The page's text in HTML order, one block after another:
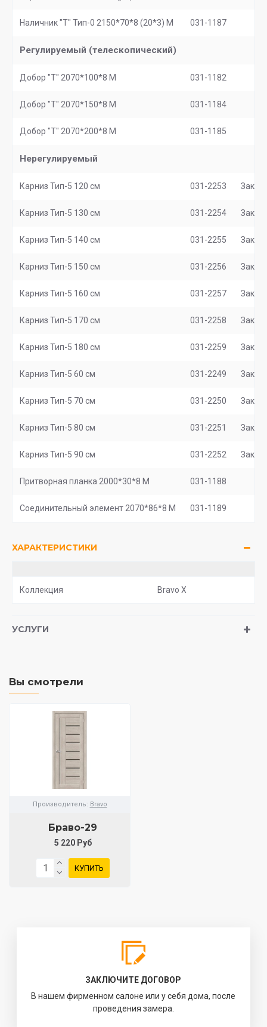
Наличник "Т" Тип-0 2150*70*8 (20*3) М 031-1187
Регулируемый (телескопический)
Добор "Т" 2070*100*8 M 031-1182
Добор "Т" 2070*150*8 М 031-1184
Добор "Т" 2070*200*8 М 031-1185
Нерегулируемый
Карниз Тип-5 120 см 031-2253 Заказ
Карниз Тип-5 130 см 031-2254 Заказ
Карниз Тип-5 140 см 031-2255 Заказ
Карниз Тип-5 150 см 031-2256 Заказ
Карниз Тип-5 160 см 031-2257 Заказ
Карниз Тип-5 170 см 031-2258 Заказ
Карниз Тип-5 180 см 031-2259 Заказ
Карниз Тип-5 60 см 031-2249 Заказ
Карниз Тип-5 70 см 031-2250 Заказ
Карниз Тип-5 80 см 031-2251 Заказ
Карниз Тип-5 90 см 031-2252 Заказ
Притворная планка 2000*30*8 М 031-1188
Соединительный элемент 2070*86*8 M 031-1189
ХАРАКТЕРИСТИКИ
Коллекция Bravo X
УСЛУГИ
Вы смотрели
Производитель: Bravo
Браво-29
5 220 Руб
КУПИТЬ
ЗАКЛЮЧИТЕ ДОГОВОР
В нашем фирменном салоне или у себя дома, после
проведения замера.